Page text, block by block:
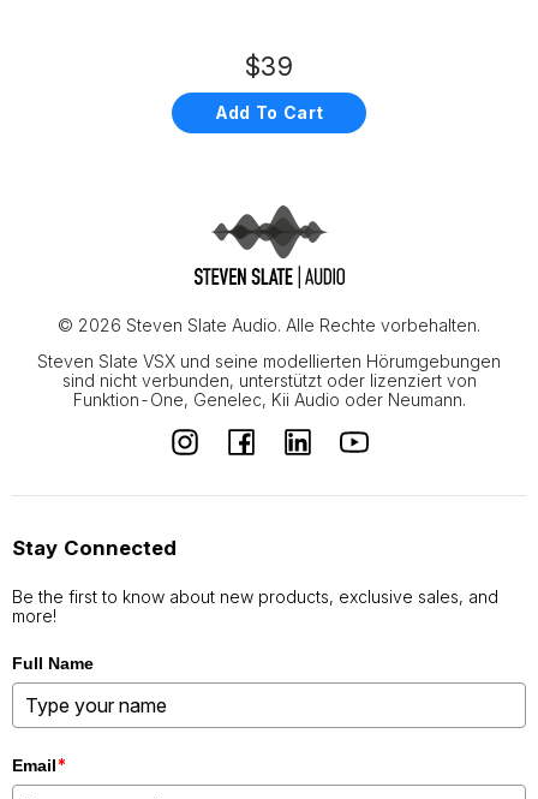
$39
Add To Cart
© 2026 Steven Slate Audio. Alle Rechte vorbehalten.
Steven Slate VSX und seine modellierten Hörumgebungen
sind nicht verbunden, unterstützt oder lizenziert von
Funktion-One, Genelec, Kii Audio oder Neumann.
Stay Connected
Be the first to know about new products, exclusive sales, and
more!
Full Name
Email*